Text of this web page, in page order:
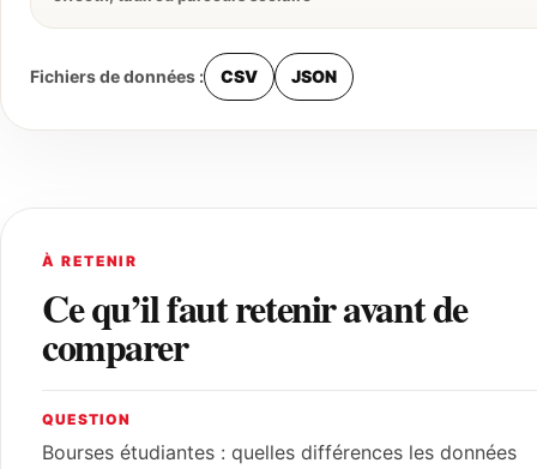
Fichiers de données : CSV JSON
À RETENIR
Ce qu’il faut retenir avant de
comparer
QUESTION
Bourses étudiantes : quelles différences les données